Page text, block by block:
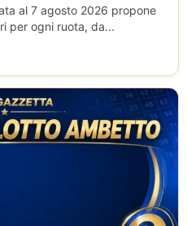
al 7 agosto 2026 propone
per ogni ruota, da...